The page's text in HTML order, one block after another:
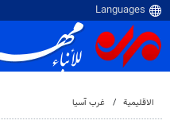
الاقلیمیة غرب آسیا